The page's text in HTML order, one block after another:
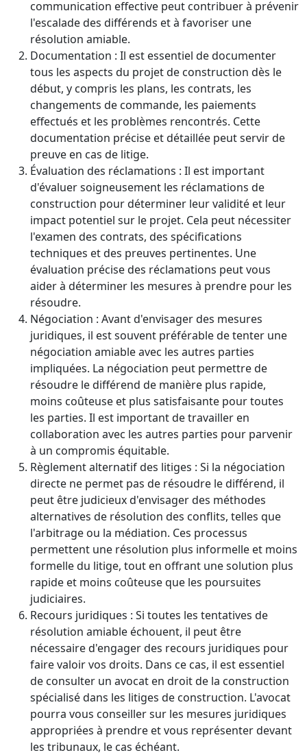
communication effective peut contribuer à prévenir
l'escalade des différends et à favoriser une
résolution amiable.
Documentation : Il est essentiel de documenter
tous les aspects du projet de construction dès le
début, y compris les plans, les contrats, les
changements de commande, les paiements
effectués et les problèmes rencontrés. Cette
documentation précise et détaillée peut servir de
preuve en cas de litige.
Évaluation des réclamations : Il est important
d'évaluer soigneusement les réclamations de
construction pour déterminer leur validité et leur
impact potentiel sur le projet. Cela peut nécessiter
l'examen des contrats, des spécifications
techniques et des preuves pertinentes. Une
évaluation précise des réclamations peut vous
aider à déterminer les mesures à prendre pour les
résoudre.
Négociation : Avant d'envisager des mesures
juridiques, il est souvent préférable de tenter une
négociation amiable avec les autres parties
impliquées. La négociation peut permettre de
résoudre le différend de manière plus rapide,
moins coûteuse et plus satisfaisante pour toutes
les parties. Il est important de travailler en
collaboration avec les autres parties pour parvenir
à un compromis équitable.
Règlement alternatif des litiges : Si la négociation
directe ne permet pas de résoudre le différend, il
peut être judicieux d'envisager des méthodes
alternatives de résolution des conflits, telles que
l'arbitrage ou la médiation. Ces processus
permettent une résolution plus informelle et moins
formelle du litige, tout en offrant une solution plus
rapide et moins coûteuse que les poursuites
judiciaires.
Recours juridiques : Si toutes les tentatives de
résolution amiable échouent, il peut être
nécessaire d'engager des recours juridiques pour
faire valoir vos droits. Dans ce cas, il est essentiel
de consulter un avocat en droit de la construction
spécialisé dans les litiges de construction. L'avocat
pourra vous conseiller sur les mesures juridiques
appropriées à prendre et vous représenter devant
les tribunaux, le cas échéant.